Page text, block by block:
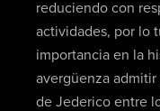
reduciendo con
actividades, por lo
importancia en la
avergüenza
de Jederico entre